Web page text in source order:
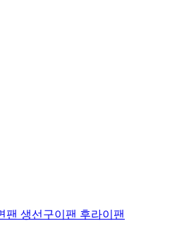
팬 생선구이팬 후라이팬